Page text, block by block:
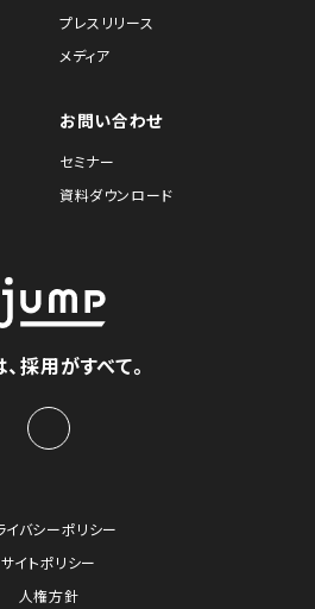
プレスリリース
メディア
お問い合わせ
セミナー
資料ダウンロード
採用がすべて。
イバシーポリシー
サイトポリシー
人権方針